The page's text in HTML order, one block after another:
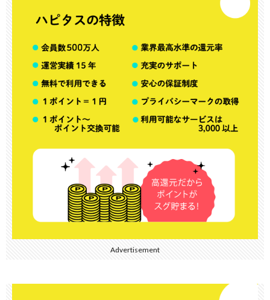
Advertisement